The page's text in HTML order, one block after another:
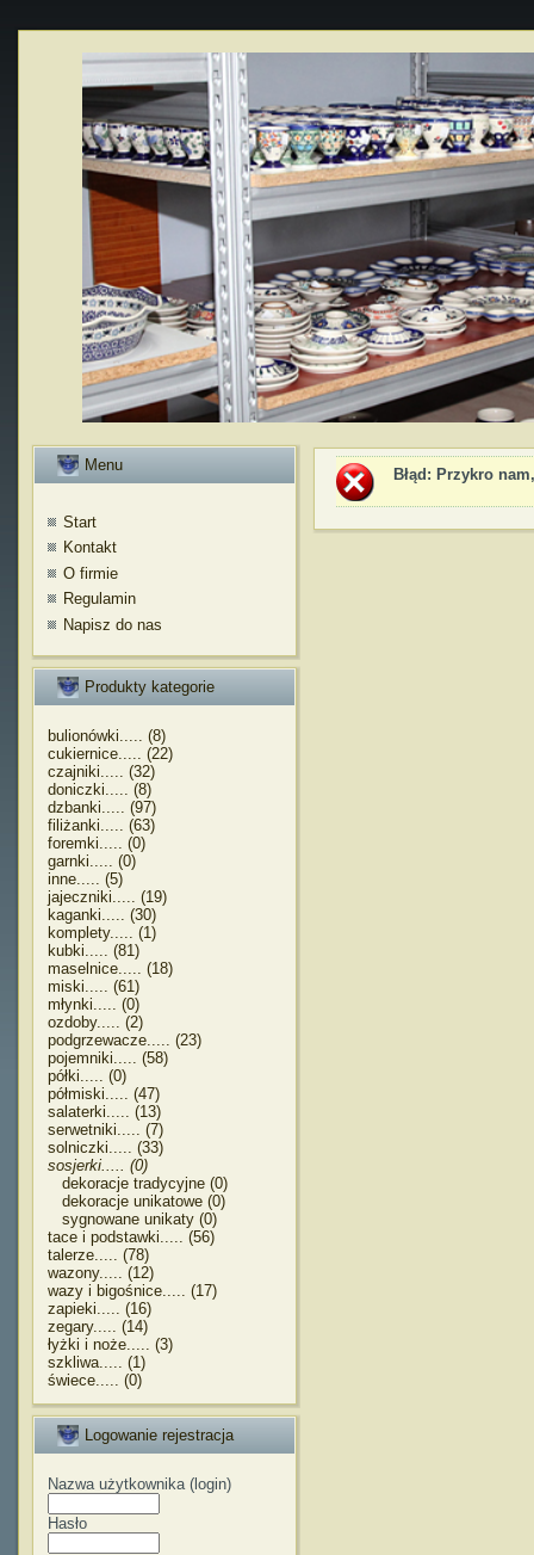
Menu
Start
Kontakt
O firmie
Regulamin
Napisz do nas
Produkty kategorie
bulionówki..... (8)
cukiernice..... (22)
czajniki..... (32)
doniczki..... (8)
dzbanki..... (97)
filiżanki..... (63)
foremki..... (0)
garnki..... (0)
inne..... (5)
jajeczniki..... (19)
kaganki..... (30)
komplety..... (1)
kubki..... (81)
maselnice..... (18)
miski..... (61)
młynki..... (0)
ozdoby..... (2)
podgrzewacze..... (23)
pojemniki..... (58)
półki..... (0)
półmiski..... (47)
salaterki..... (13)
serwetniki..... (7)
solniczki..... (33)
sosjerki..... (0)
dekoracje tradycyjne (0)
dekoracje unikatowe (0)
sygnowane unikaty (0)
tace i podstawki..... (56)
talerze..... (78)
wazony..... (12)
wazy i bigośnice..... (17)
zapieki..... (16)
zegary..... (14)
łyżki i noże..... (3)
szkliwa..... (1)
świece..... (0)
Logowanie rejestracja
Nazwa użytkownika (login)
Hasło
Błąd : Przykro